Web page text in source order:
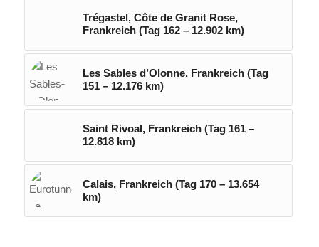
Trégastel, Côte de Granit Rose,
Frankreich (Tag 162 – 12.902 km)
Les Sables d’Olonne, Frankreich (Tag
151 – 12.176 km)
Saint Rivoal, Frankreich (Tag 161 –
12.818 km)
Calais, Frankreich (Tag 170 – 13.654
km)